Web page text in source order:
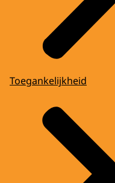
Toegankelijkheid